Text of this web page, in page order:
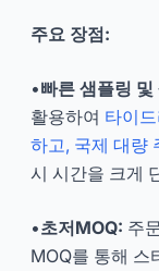
주요 장점:
•빠른 샘플링 및
활용하여 타이
하고, 국제 대량
시 시간을 크게
•초저MOQ: 주
MOQ를 통해 스